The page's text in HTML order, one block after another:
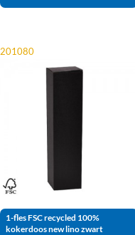
201080
1-fles FSC recycled 100%
kokerdoos new lino zwart